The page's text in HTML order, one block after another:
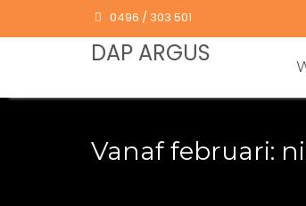
0496 / 303 501
DAP ARGUS
Vanaf februari: